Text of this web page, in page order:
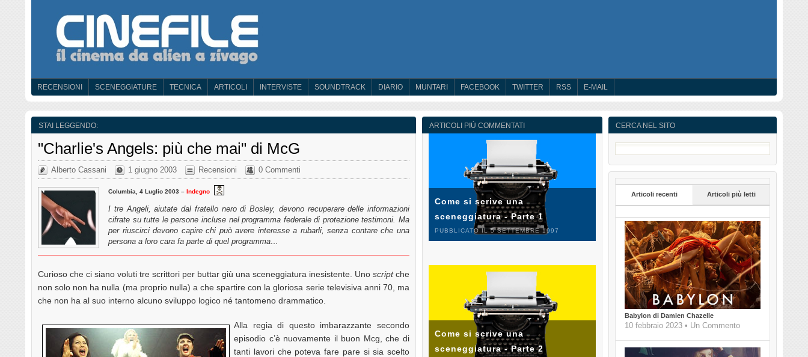
RECENSIONI SCENEGGIATURE TECNICA ARTICOLI INTERVISTE SOUNDTRACK DIARIO MUNTARI FACEBOOK TWITTER RSS E-MAIL
STAI LEGGENDO:
"Charlie's Angels: più che mai" di McG
Alberto Cassani 1 giugno 2003 Recensioni 0 Commenti
Columbia, 4 Luglio 2003 – Indegno
I tre Angeli, aiutate dal fratello nero di Bosley, devono recuperare delle informazioni
cifrate su tutte le persone incluse nel programma federale di protezione testimoni. Ma
per riuscirci devono capire chi può avere interesse a rubarli, senza contare che una
persona a loro cara fa parte di quel programma…
Curioso che ci siano voluti tre scrittori per buttar giù una sceneggiatura inesistente. Uno scriptche
non solo non ha nulla (ma proprio nulla) a che spartire con la gloriosa serie televisiva anni 70, ma
che non ha al suo interno alcuno sviluppo logico né tantomeno drammatico.
Alla regia di questo imbarazzante secondo
episodio c’è nuovamente il buon Mcg, che di
tanti lavori che poteva fare pare si sia scelto
CERCA NEL SITO
Articoli recenti Articoli più letti
Babylon di Damien Chazelle
10 febbraio 2023 • Un Commento
ARTICOLI PIÙ COMMENTATI
Come si scrive una
sceneggiatura - Parte 1
PUBBLICATO IL 5 SETTEMBRE 1997
Come si scrive una
sceneggiatura - Parte 2